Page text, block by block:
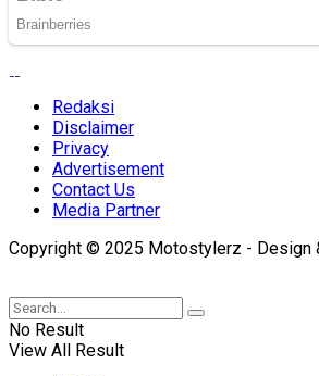
Redaksi
Disclaimer
Privacy
Advertisement
Contact Us
Media Partner
Copyright © 2025 Motostylerz - Design
No Result
View All Result